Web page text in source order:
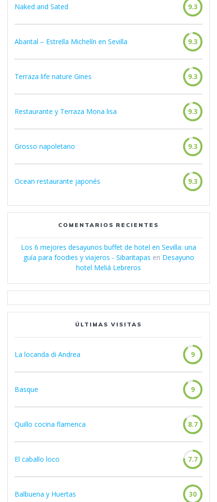
Naked and Sated 9.3
Abantal – Estrella Michelín en Sevilla 9.3
Terraza life nature Gines 9.3
Restaurante y Terraza Mona lisa 9.3
Grosso napoletano 9.3
Ocean restaurante japonés 9.3
COMENTARIOS RECIENTES
Los 6 mejores desayunos buffet de hotel en Sevilla: una
guía para foodies y viajeros - Sibaritapas en Desayuno
hotel Meliá Lebreros
ÚLTIMAS VISITAS
La locanda di Andrea 9
Basque 9
Quillo cocina flamenca 8.7
El caballo loco 7.7
Balbuena y Huertas 30